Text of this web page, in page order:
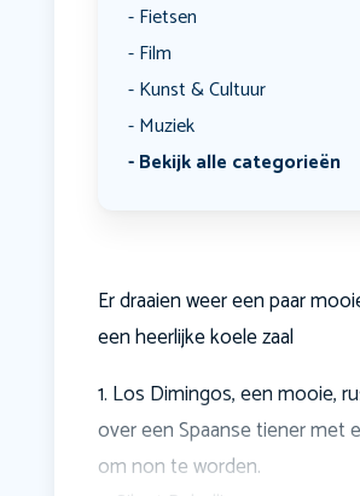
Fietsen
Film
Kunst & Cultuur
Muziek
Bekijk alle categorieën
Er draaien weer een paar
een heerlijke koele zaal
1. Los Dimingos, een mooie,
over een Spaanse tiener met
om non te worden.